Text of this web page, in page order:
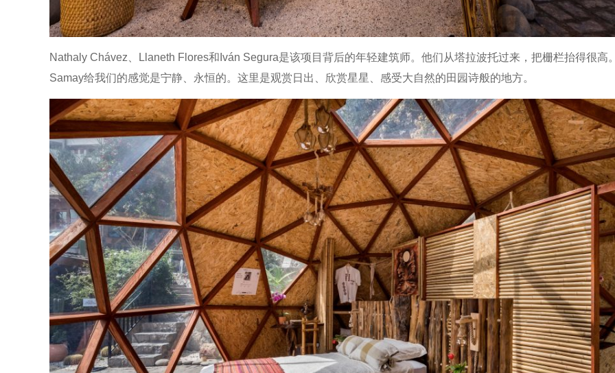
Nathaly Chávez、Llaneth Flores和Iván Segura是该项目背后的年轻建筑师。他们从塔拉波托过来，把栅栏抬得很高
Samay给我们的感觉是宁静、永恒的。这里是观赏日出、欣赏星星、感受大自然的田园诗般的地方。